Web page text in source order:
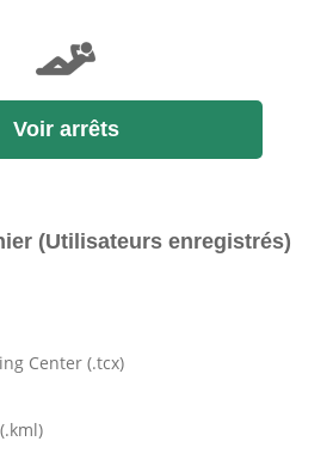
Voir arrêts
(Utilisateurs enregistrés)
Center (.tcx)